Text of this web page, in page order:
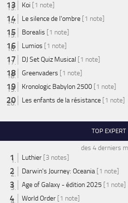
Koi [1 note]
Le silence de l'ombre [1 note]
Borealis [1 note]
Lumios [1 note]
DJ Set Quiz Musical [1 note]
Greenvaders [1 note]
Kronologic Babylon 2500 [1 note]
Les enfants de la résistance [1 note]
TOP EXPERT
des 4 derniers
Luthier [3 notes]
Darwin's Journey: Oceania [1 note]
Age of Galaxy - édition 2025 [1 note]
World Order [1 note]